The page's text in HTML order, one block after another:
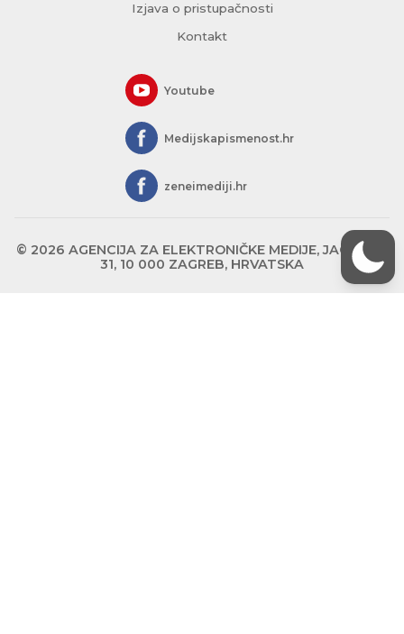
Izjava o pristupačnosti
Kontakt
Youtube
Medijskapismenost.hr
zeneimediji.hr
© 2026 AGENCIJA ZA ELEKTRONIČKE MEDIJE, JAGIĆEVA
31, 10 000 ZAGREB, HRVATSKA